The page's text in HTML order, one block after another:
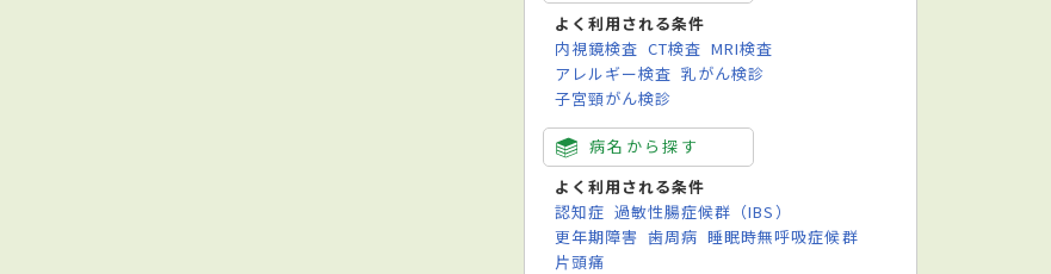
よく利用される条件
内視鏡検査 CT検査 MRI検査
アレルギー検査 乳がん検診
子宮頸がん検診
病名から探す
よく利用される条件
認知症 過敏性腸症候群（IBS）
更年期障害 歯周病 睡眠時無呼吸症候群
片頭痛